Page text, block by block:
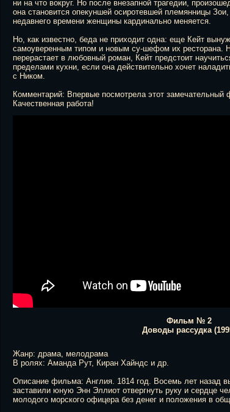
ни на что вокруг. Но после внезапной трагедии,
она становится опекуншей осиротевшей племянницы
недавнего времени женщины кардинально меняется.
Но, как известно, беда не приходит одна: еще Кейт
самоуверенным типом и новым су-шефом их ресторана.
перерастает в любовный роман, Кейт предстоит
пределами кухни, если она действительно хочет
с Ником.
Комментарий: Впервые посмотрела этот замечательный
Качественная работа!
Фильм № 2
Доводы рассудка
Жанр: драма, мелодрама
В ролях: Аманда Рут, Киран Хайндс и др.
Описание фильма: Англия. 1814 год. Восемь лет назад
заставили юную Энн Эллиот отвергнуть руку и сердце
молодого морского офицера без денег и положения в